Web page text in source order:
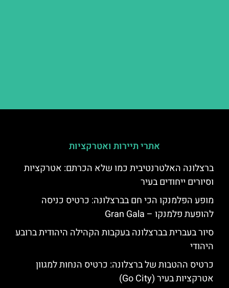
אתרי תיירות ואטרקציות
ברצלונה האלטרנטיבית כמו שלא הכרתם: אטרקציות
וסיורים ייחודים בעיר
מופע הפלמנקו הכי חם בברצלונה: כרטיס כניסה
להופעת פלמנקו – Gran Gala
סיור בעברית בברצלונה בעקבות הקהילה היהודית ברובע
היהודי
כרטיס ההטבות של ברצלונה: כרטיס הנחות למגוון
אטרקציות בעיר (Go City)